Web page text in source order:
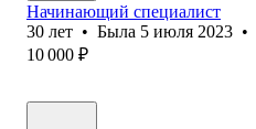
Начинающий специалист
30 лет • Была 5 июля 2023 •
10 000 ₽